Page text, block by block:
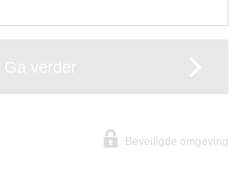
Beveiligde omgeving